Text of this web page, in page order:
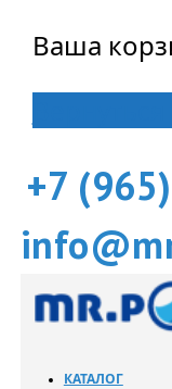
Ваша
+7
КАТАЛОГ